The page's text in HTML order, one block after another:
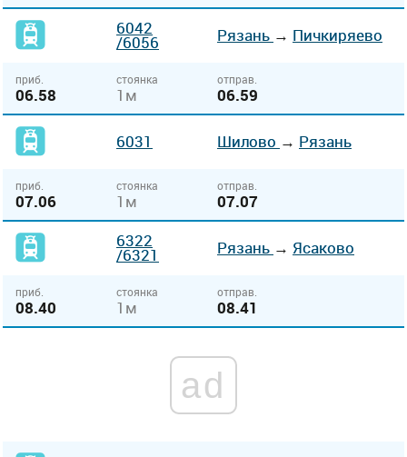
6042
/6056 Рязань → Пичкиряево
приб.
06.58
стоянка
1м
отправ.
06.59
6031 Шилово → Рязань
приб.
07.06
стоянка
1м
отправ.
07.07
6322
/6321 Рязань → Ясаково
приб.
08.40
стоянка
1м
отправ.
08.41
ad